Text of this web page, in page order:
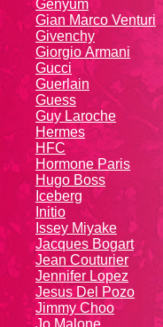
Genyum
Gian Marco Venturi
Givenchy
Giоrgio Аrmаni
Gucci
Guerlain
Guess
Guy Laroche
Hermes
HFC
Hormone Paris
Hugo Boss
Iceberg
Initio
Issey Miyake
Jacques Bogart
Jean Couturier
Jennifer Lopez
Jesus Del Pozo
Jimmy Choo